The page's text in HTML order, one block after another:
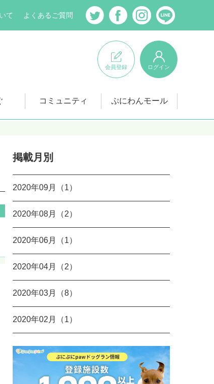
て よくあるご質問
会員登録 ログイン
コミュニティ ぷにわんモール
掲載月別
2020年09月（1）
2020年08月（2）
2020年06月（1）
2020年04月（2）
2020年03月（8）
2020年02月（1）